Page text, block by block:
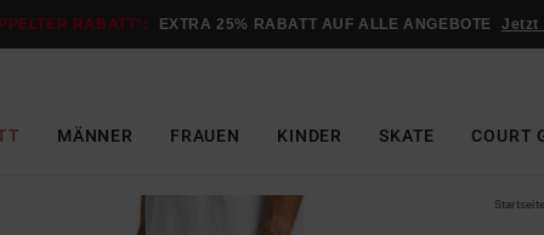
RABATT*: EXTRA 25% RABATT AUF ALLE ANGEBOTE Jetzt
MÄNNER FRAUEN KINDER SKATE COURT
Startseite